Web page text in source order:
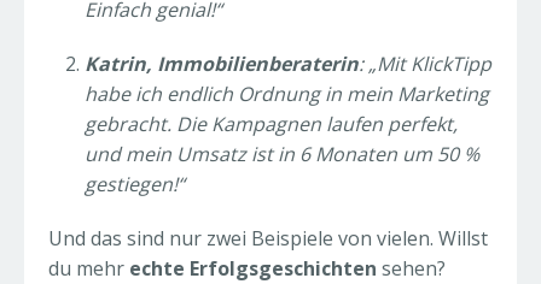
Einfach genial!“
Katrin, Immobilienberaterin: „Mit KlickTipp
habe ich endlich Ordnung in mein Marketing
gebracht. Die Kampagnen laufen perfekt,
und mein Umsatz ist in 6 Monaten um 50 %
gestiegen!“
Und das sind nur zwei Beispiele von vielen. Willst
du mehr echte Erfolgsgeschichten sehen?